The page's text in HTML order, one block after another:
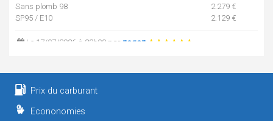
Sans plomb 98
2.279 €
SP95 / E10
2.129 €
Le 17/07/2026 à 22h09 par zagaz
Gasoil
Prix du carburant
Econonomies